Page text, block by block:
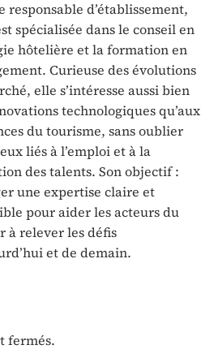
responsable d’établissement,
spécialisée dans le conseil en
hôtelière et la formation en
Curieuse des évolutions
elle s’intéresse aussi bien
technologiques qu’aux
du tourisme, sans oublier
liés à l’emploi et à la
des talents. Son objectif :
une expertise claire et
pour aider les acteurs du
à relever les défis
et de demain.
fermés.